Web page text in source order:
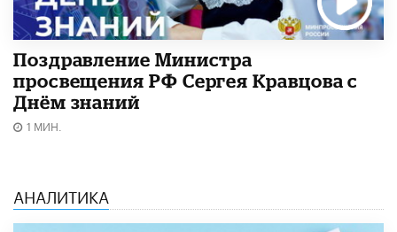
Поздравление Министра
просвещения РФ Сергея Кравцова с
Днём знаний
1 МИН.
АНАЛИТИКА